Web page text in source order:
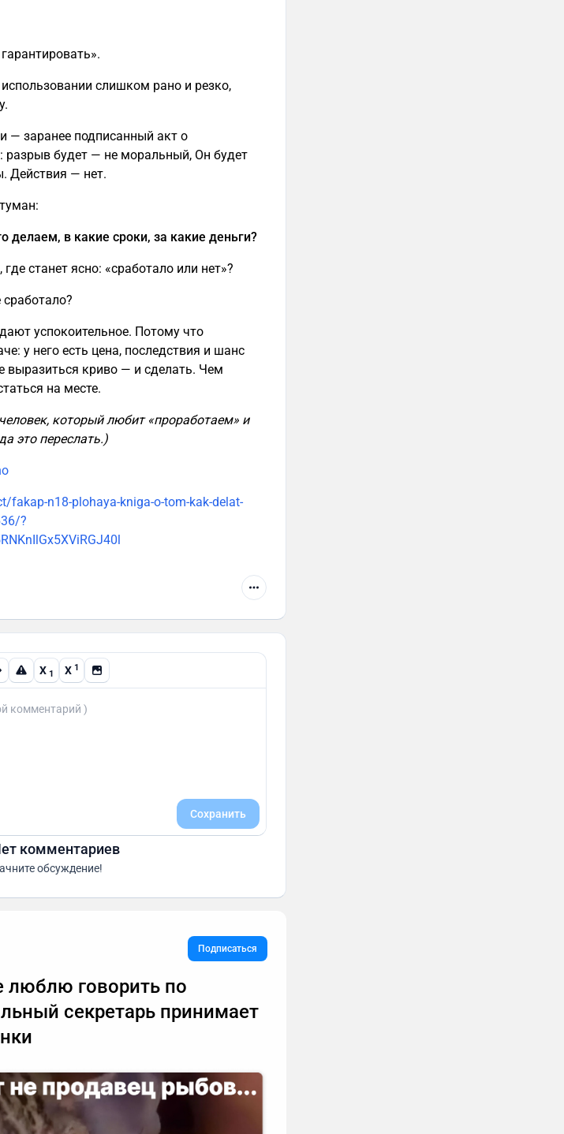
слишком рано и резко,
— заранее подписанный акт о
разрыв будет — не моральный, Он будет
Действия — нет.
делаем, в какие сроки, за какие деньги?
станет ясно: «сработало или нет»?
сработало?
успокоительное. Потому что
у него есть цена, последствия и шанс
выразиться криво — и сделать. Чем
на месте.
который любит «проработаем» и
это переслать.)
fakap-n18-plohaya-kniga-o-tom-kak-delat-
?
X 1 X 1
Сохранить
комментариев
обсуждение!
Подписаться
люблю говорить по
секретарь принимает